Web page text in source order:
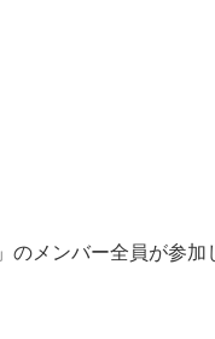
」のメンバー全員が参